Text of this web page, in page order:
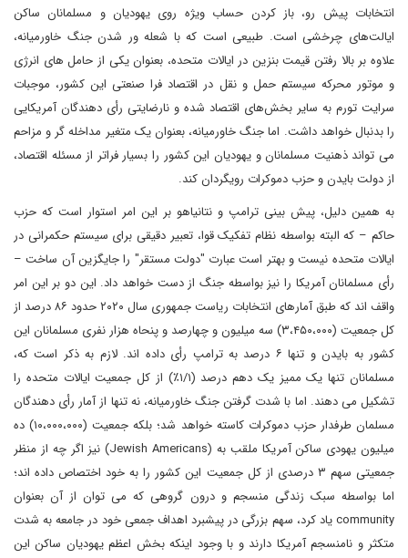
انتخابات پیش رو، باز کردن حساب ویژه روی یهودیان و مسلمانان ساکن
ایالت‌های چرخشی است. طبیعی است که با شعله ور شدن جنگ خاورمیانه،
علاوه بر بالا رفتن قیمت بنزین در ایالات متحده، بعنوان یکی از حامل های انرژی
و موتور محرکه سیستم حمل و نقل در اقتصاد فرا صنعتی این کشور، موجبات
سرایت تورم به سایر بخش‌های اقتصاد شده و نارضایتی رأی دهندگان آمریکایی
را بدنبال خواهد داشت. اما جنگ خاورمیانه، بعنوان یک متغیر مداخله گر و مزاحم
می تواند ذهنیت مسلمانان و یهودیان این کشور را بسیار فراتر از مسئله اقتصاد،
از دولت بایدن و حزب دموکرات رویگردان کند.
به همین دلیل، پیش بینی ترامپ و نتانیاهو بر این امر استوار است که حزب
حاکم – که البته بواسطه نظام تفکیک قوا، تعبیر دقیقی برای سیستم حکمرانی در
ایالات متحده نیست و بهتر است عبارت "دولت مستقر" را جایگزین آن ساخت –
رأی مسلمانان آمریکا را نیز بواسطه جنگ از دست خواهد داد. این دو بر این امر
واقف اند که طبق آمارهای انتخابات ریاست جمهوری سال ۲۰۲۰ حدود ۸۶ درصد از
کل جمعیت (۳،۴۵۰،۰۰۰) سه میلیون و چهارصد و پنحاه هزار نفری مسلمانان این
کشور به بایدن و تنها ۶ درصد به ترامپ رأی داده اند. لازم به ذکر است که،
مسلمانان تنها یک ممیز یک دهم درصد (۱/۱٪) از کل جمعیت ایالات متحده را
تشکیل می دهند. اما با شدت گرفتن جنگ خاورمیانه، نه تنها از آمار رأی دهندگان
مسلمان طرفدار حزب دموکرات کاسته خواهد شد؛ بلکه جمعیت (۱۰،۰۰۰،۰۰۰) ده
میلیون یهودی ساکن آمریکا ملقب به (Jewish Americans) نیز اگر چه از منظر
جمعیتی سهم ۳ درصدی از کل جمعیت این کشور را به خود اختصاص داده اند؛
اما بواسطه سبک زندگی منسجم و درون گروهی که می توان از آن بعنوان
community یاد کرد، سهم بزرگی در پیشبرد اهداف جمعی خود در جامعه به شدت
متکثر و نامنسجم آمریکا دارند و با وجود اینکه بخش اعظم یهودیان ساکن این